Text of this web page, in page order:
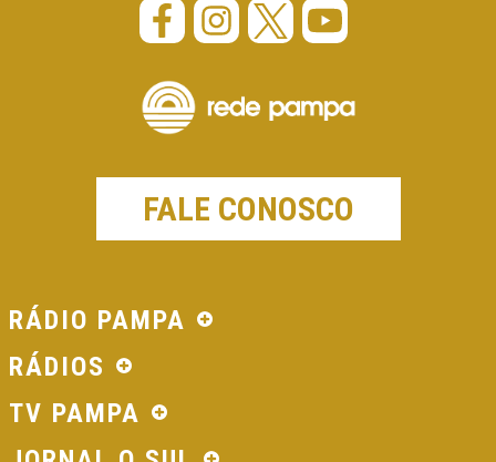
FALE CONOSCO
RÁDIO PAMPA
RÁDIOS
TV PAMPA